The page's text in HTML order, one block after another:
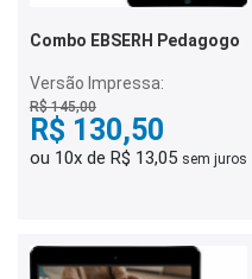
Combo EBSERH Pedagogo
Versão Impressa:
R$ 145,00
R$ 130,50
ou 10x de R$ 13,05 sem juros